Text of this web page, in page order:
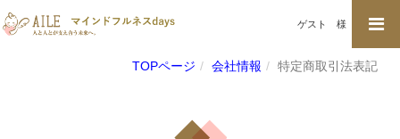
ゲスト 様
TOPページ 会社情報 特定商取引法表記